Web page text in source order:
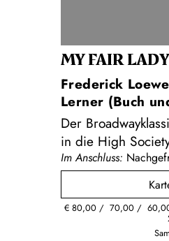
MY FAIR LADY
Frederick
Lerner (Buch
Der
in die High
Im Anschluss:
€ 80,00 70,00